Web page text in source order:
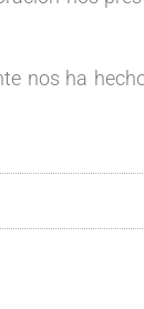
hecho